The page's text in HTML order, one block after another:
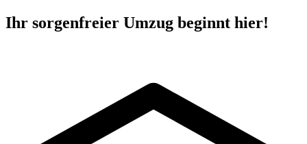
Ihr sorgenfreier Umzug beginnt hier!